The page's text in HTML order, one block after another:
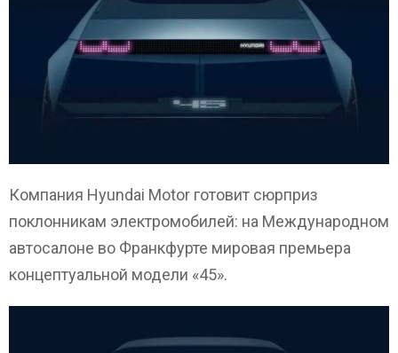
Компания Hyundai Motor готовит сюрприз
поклонникам электромобилей: на Международном
автосалоне во Франкфурте мировая премьера
концептуальной модели «45».